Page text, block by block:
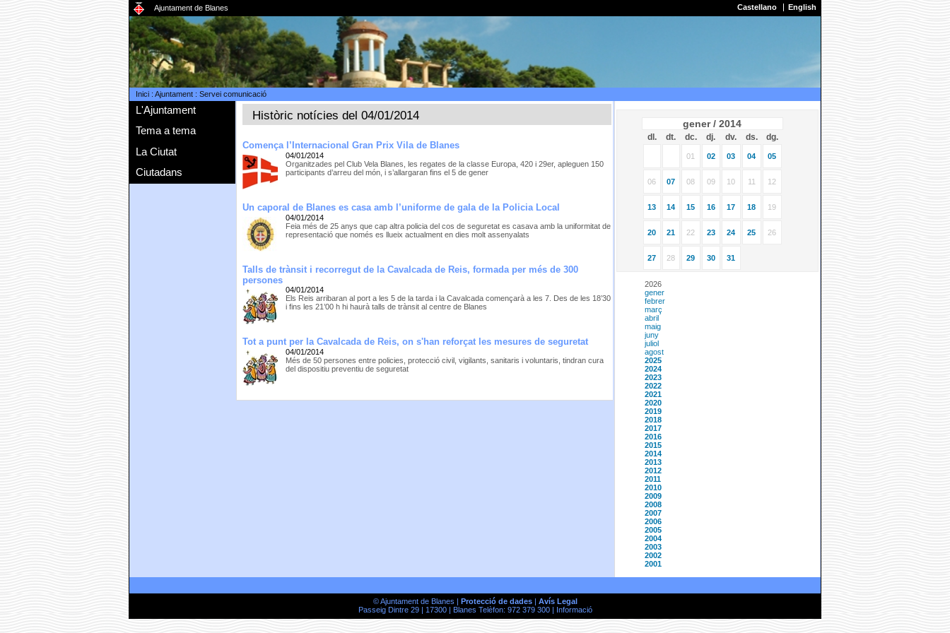
Ajuntament de Blanes Castellano English
Inici: Ajuntament: Servei comunicació
L'Ajuntament
Tema a tema
La Ciutat
Ciutadans
Històric notícies del 04/01/2014
Comença l’Internacional Gran Prix Vila de Blanes
04/01/2014
Organitzades pel Club Vela Blanes, les regates de la classe Europa, 420 i 29er, apleguen 150
participants d’arreu del món, i s’allargaran fins el 5 de gener
Un caporal de Blanes es casa amb l’uniforme de gala de la Policia Local
04/01/2014
Feia més de 25 anys que cap altra policia del cos de seguretat es casava amb la uniformitat de
representació que només es llueix actualment en dies molt assenyalats
Talls de trànsit i recorregut de la Cavalcada de Reis, formada per més de 300
persones
04/01/2014
Els Reis arribaran al port a les 5 de la tarda i la Cavalcada començarà a les 7. Des de les 18’30
i fins les 21’00 h hi haurà talls de trànsit al centre de Blanes
Tot a punt per la Cavalcada de Reis, on s'han reforçat les mesures de seguretat
04/01/2014
Més de 50 persones entre policies, protecció civil, vigilants, sanitaris i voluntaris, tindran cura
del dispositiu preventiu de seguretat
gener / 2014
dl. dt. dc. dj. dv. ds. dg.
01 02 03 04 05
06 07 08 09 10 11 12
13 14 15 16 17 18 19
20 21 22 23 24 25 26
27 28 29 30 31
2026
gener
febrer
març
abril
maig
juny
juliol
agost
2025
2024
2023
2022
2021
2020
2019
2018
2017
2016
2015
2014
2013
2012
2011
2010
2009
2008
2007
2006
2005
2004
2003
2002
2001
© Ajuntament de Blanes | Protecció de dades| Avís Legal
Passeig Dintre 29 | 17300 | Blanes Telèfon: 972 379 300 |
Informació